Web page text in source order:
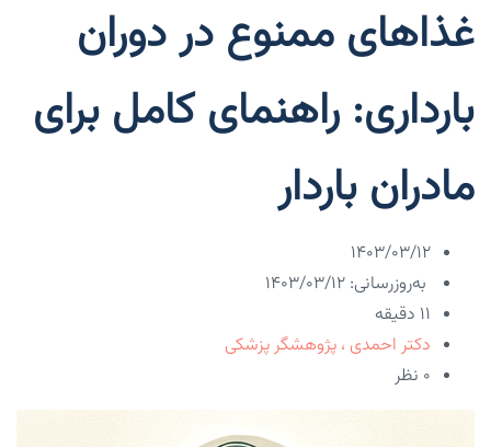
غذاهای ممنوع در دوران
بارداری: راهنمای کامل برای
مادران باردار
۱۴۰۳/۰۳/۱۲
به‌روزرسانی: ۱۴۰۳/۰۳/۱۲
11 دقیقه
دکتر احمدی ، پژوهشگر پزشکی
۰ نظر